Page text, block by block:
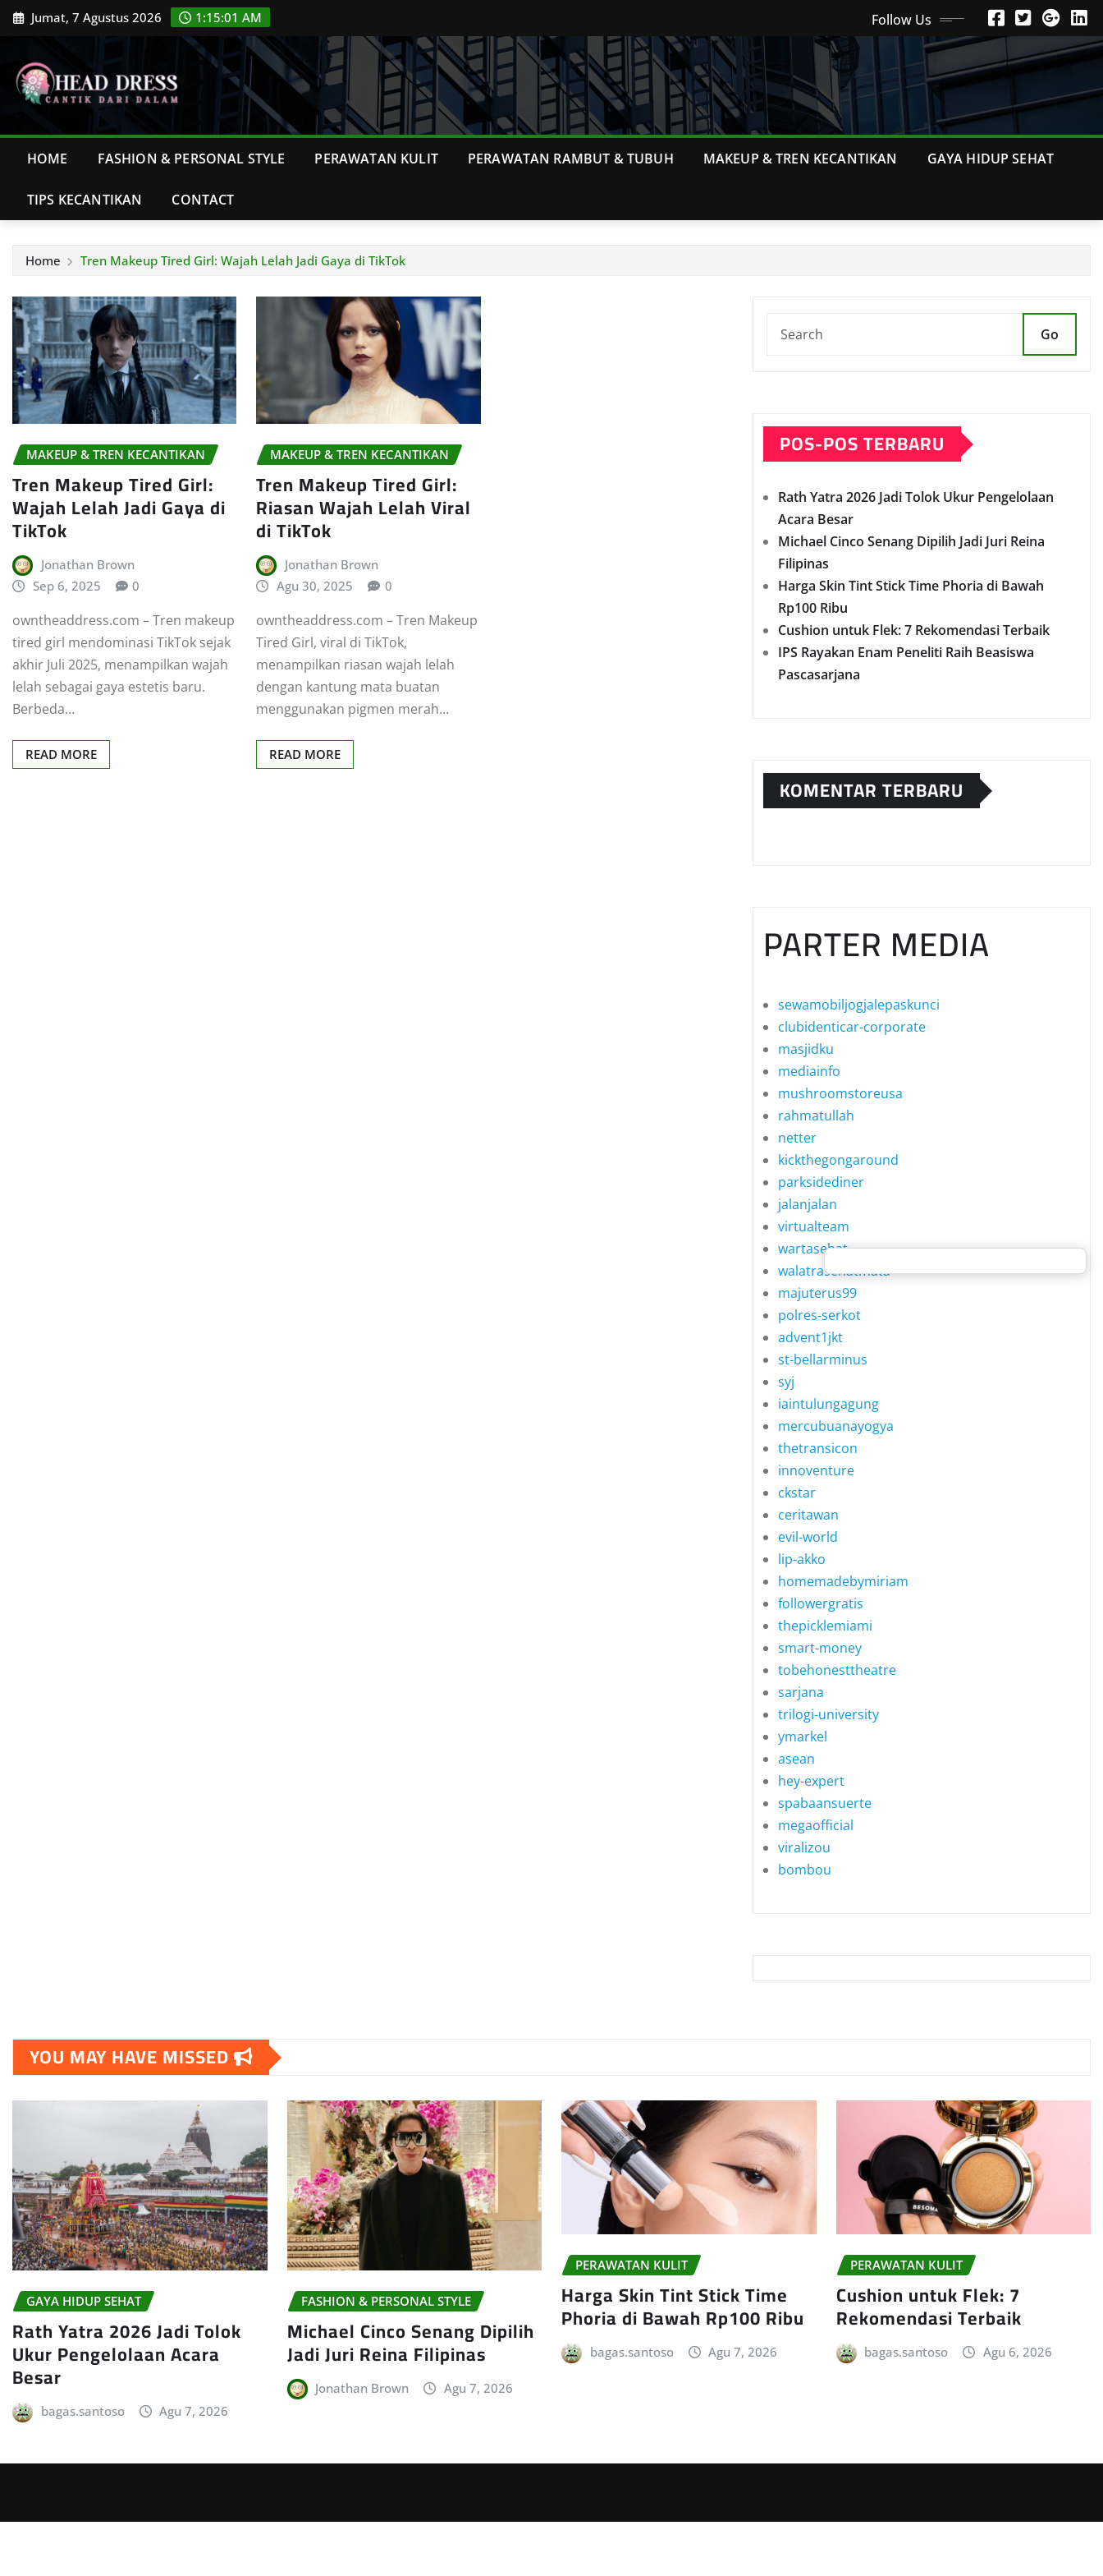
Skip Jumat, 7 Agustus 2026 1:15:02 AM Follow Us
HOME FASHION & PERSONAL STYLE PERAWATAN KULIT PERAWATAN RAMBUT & TUBUH MAKEUP & TREN KECANTIKAN GAYA HIDUP SEHAT
TIPS KECANTIKAN CONTACT
Home Tren Makeup Tired Girl: Wajah Lelah Jadi Gaya di TikTok
MAKEUP & TREN KECANTIKAN
Tren Makeup Tired Girl:
Wajah Lelah Jadi Gaya di
TikTok
Jonathan Brown
Sep 6, 2025
0
owntheaddress.com – Tren makeup
tired girl mendominasi TikTok sejak
akhir Juli 2025, menampilkan wajah
lelah sebagai gaya estetis baru.
Berbeda…
READ MORE
MAKEUP & TREN KECANTIKAN
Tren Makeup Tired Girl:
Riasan Wajah Lelah Viral
di TikTok
Jonathan Brown
Agu 30, 2025
0
owntheaddress.com – Tren Makeup
Tired Girl, viral di TikTok,
menampilkan riasan wajah lelah
dengan kantung mata buatan
menggunakan pigmen merah…
READ MORE
Go
POS-POS TERBARU
Rath Yatra 2026 Jadi Tolok Ukur Pengelolaan
Acara Besar
Michael Cinco Senang Dipilih Jadi Juri Reina
Filipinas
Harga Skin Tint Stick Time Phoria di Bawah
Rp100 Ribu
Cushion untuk Flek: 7 Rekomendasi Terbaik
IPS Rayakan Enam Peneliti Raih Beasiswa
Pascasarjana
KOMENTAR TERBARU
PARTER MEDIA
sewamobiljogjalepaskunci
clubidenticar-corporate
masjidku
mediainfo
mushroomstoreusa
rahmatullah
netter
kickthegongaround
parksidediner
jalanjalan
virtualteam
wartasehat
walatrasehatmata
majuterus99
polres-serkot
advent1jkt
st-bellarminus
syj
iaintulungagung
mercubuanayogya
thetransicon
innoventure
ckstar
ceritawan
evil-world
lip-akko
homemadebymiriam
followergratis
thepicklemiami
smart-money
tobehonesttheatre
sarjana
trilogi-university
ymarkel
asean
hey-expert
spabaansuerte
megaofficial
viralizou
bombou
YOU MAY HAVE MISSED
GAYA HIDUP SEHAT
Rath Yatra 2026 Jadi Tolok
Ukur Pengelolaan Acara
Besar
bagas.santoso Agu 7, 2026
FASHION & PERSONAL STYLE
Michael Cinco Senang Dipilih
Jadi Juri Reina Filipinas
Jonathan Brown Agu 7, 2026
PERAWATAN KULIT
Harga Skin Tint Stick Time
Phoria di Bawah Rp100 Ribu
bagas.santoso Agu 7, 2026
PERAWATAN KULIT
Cushion untuk Flek: 7
Rekomendasi Terbaik
bagas.santoso Agu 6, 2026